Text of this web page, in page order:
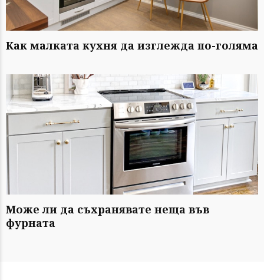
Как малката кухня да изглежда по-голяма
Може ли да съхранявате неща във
фурната